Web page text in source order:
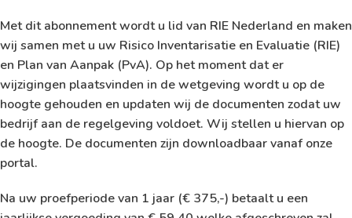
Met dit abonnement wordt u lid van RIE Nederland en maken
wij samen met u uw Risico Inventarisatie en Evaluatie (RIE)
en Plan van Aanpak (PvA). Op het moment dat er
wijzigingen plaatsvinden in de wetgeving wordt u op de
hoogte gehouden en updaten wij de documenten zodat uw
bedrijf aan de regelgeving voldoet. Wij stellen u hiervan op
de hoogte. De documenten zijn downloadbaar vanaf onze
portal.
Na uw proefperiode van 1 jaar (€ 375,-) betaalt u een